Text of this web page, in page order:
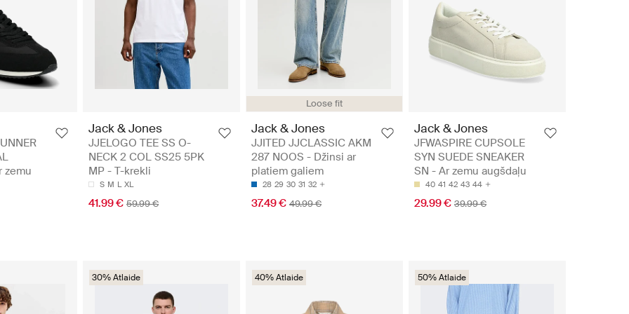
zemu
Jack & Jones
JJELOGO TEE SS O-
NECK 2 COL SS25 5PK
MP - T-krekli
S M L XL
41.99 € 59.99 €
Loose fit
Jack & Jones
JJITED JJCLASSIC AKM
287 NOOS - Džinsi ar
platiem galiem
28 29 30 31 32
37.49 € 49.99 €
Jack & Jones
JFWASPIRE CUPSOLE
SYN SUEDE SNEAKER
SN - Ar zemu augšdaļu
40 41 42 43 44
29.99 € 39.99 €
30% Atlaide 40% Atlaide 50% Atlaide